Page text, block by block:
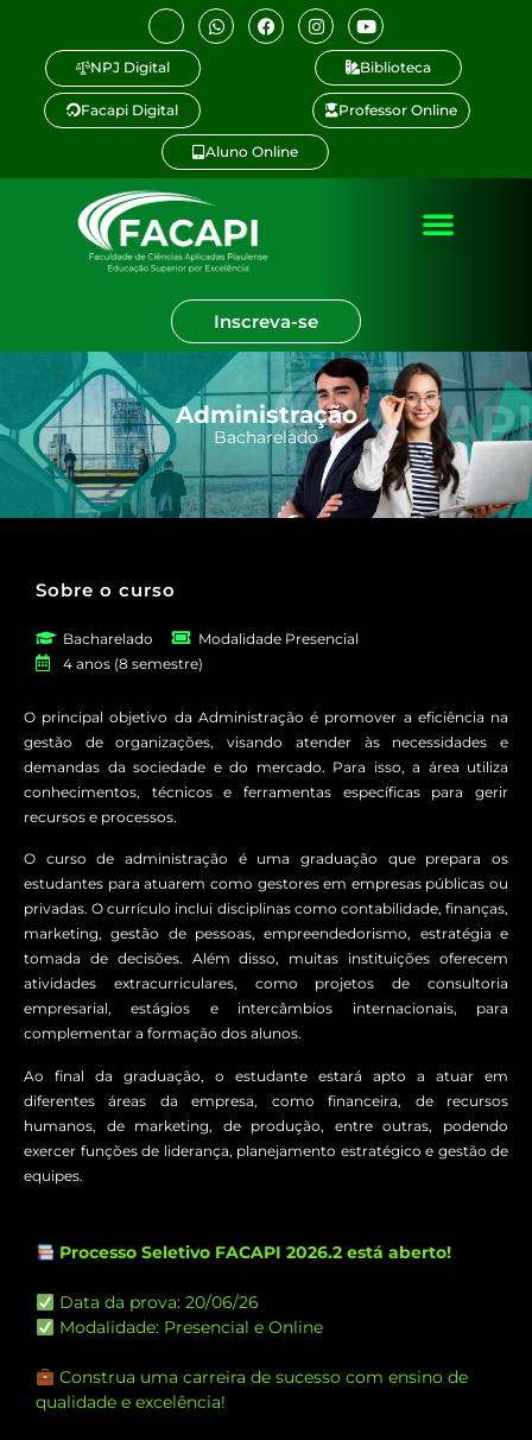
NPJ Digital Biblioteca
Facapi Digital Professor Online
Aluno Online
Inscreva-se
Administração
Bacharelado
Sobre o curso
Bacharelado
Modalidade Presencial
4 anos (8 semestre)
O principal objetivo da Administração é promover a eficiência na
gestão de organizações, visando atender às necessidades e
demandas da sociedade e do mercado. Para isso, a área utiliza
conhecimentos, técnicos e ferramentas específicas para gerir
recursos e processos.
O curso de administração é uma graduação que prepara os
estudantes para atuarem como gestores em empresas públicas ou
privadas. O currículo inclui disciplinas como contabilidade, finanças,
marketing, gestão de pessoas, empreendedorismo, estratégia e
tomada de decisões. Além disso, muitas instituições oferecem
atividades extracurriculares, como projetos de consultoria
empresarial, estágios e intercâmbios internacionais, para
complementar a formação dos alunos.
Ao final da graduação, o estudante estará apto a atuar em
diferentes áreas da empresa, como financeira, de recursos
humanos, de marketing, de produção, entre outras, podendo
exercer funções de liderança, planejamento estratégico e gestão de
equipes.
Processo Seletivo FACAPI 2026.2 está aberto!
Data da prova: 20/06/26
Modalidade: Presencial e Online
Construa uma carreira de sucesso com ensino de
qualidade e excelência!